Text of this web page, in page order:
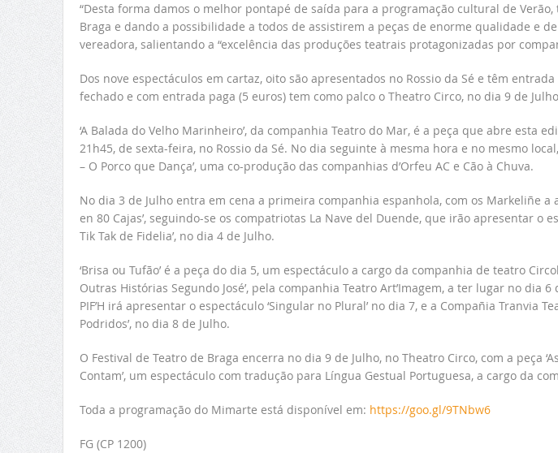
“Desta forma damos o melhor pontapé de saída para a programação cultural de
Braga e dando a possibilidade a todos de assistirem a peças de enorme qualidade e
vereadora, salientando a “excelência das produções teatrais protagonizadas por
Dos nove espectáculos em cartaz, oito são apresentados no Rossio da Sé e têm
fechado e com entrada paga (5 euros) tem como palco o Theatro Circo, no dia 9 de
‘A Balada do Velho Marinheiro’, da companhia Teatro do Mar, é a peça que abre esta
21h45, de sexta-feira, no Rossio da Sé. No dia seguinte à mesma hora e no mesmo
– O Porco que Dança’, uma co-produção das companhias d’Orfeu AC e Cão à Chuva.
No dia 3 de Julho entra em cena a primeira companhia espanhola, com os Markeliñe a
en 80 Cajas’, seguindo-se os compatriotas La Nave del Duende, que irão apresentar o
Tik Tak de Fidelia’, no dia 4 de Julho.
‘Brisa ou Tufão’ é a peça do dia 5, um espectáculo a cargo da companhia de teatro
Outras Histórias Segundo José’, pela companhia Teatro Art’Imagem, a ter lugar no dia
PIF’H irá apresentar o espectáculo ‘Singular no Plural’ no dia 7, e a Compañia Tranvia
Podridos’, no dia 8 de Julho.
O Festival de Teatro de Braga encerra no dia 9 de Julho, no Theatro Circo, com a peça
Contam’, um espectáculo com tradução para Língua Gestual Portuguesa, a cargo da
Toda a programação do Mimarte está disponível em: https://goo.gl/9TNbw6
FG (CP 1200)